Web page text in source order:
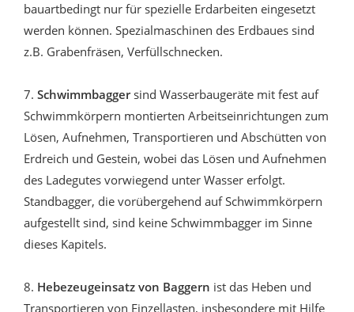
bauartbedingt nur für spezielle Erdarbeiten eingesetzt
werden können. Spezialmaschinen des Erdbaues sind
z.B. Grabenfräsen, Verfüllschnecken.
7. Schwimmbaggersind Wasserbaugeräte mit fest auf
Schwimmkörpern montierten Arbeitseinrichtungen zum
Lösen, Aufnehmen, Transportieren und Abschütten von
Erdreich und Gestein, wobei das Lösen und Aufnehmen
des Ladegutes vorwiegend unter Wasser erfolgt.
Standbagger, die vorübergehend auf Schwimmkörpern
aufgestellt sind, sind keine Schwimmbagger im Sinne
dieses Kapitels.
8. Hebezeugeinsatz von Baggern ist das Heben und
Transportieren von Einzellasten, insbesondere mit Hilfe